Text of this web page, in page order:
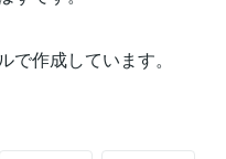
作成しています。